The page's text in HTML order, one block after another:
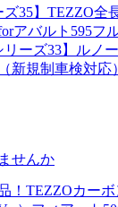
ズ35】TEZZO全
アバルト595フ
リーズ33】ルノ
新規制車検対応
せんか
！TEZZOカー